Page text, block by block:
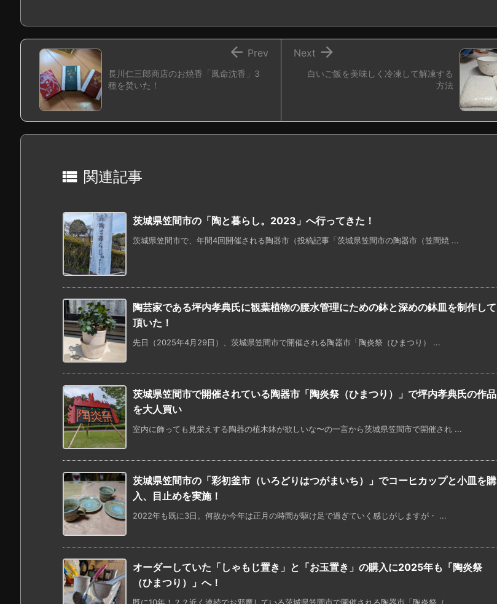
白いご飯を美味しく冷凍して解凍する
方法

Next
長川仁三郎商店のお焼香「鳳命沈香」3
種を焚いた！
 Prev
 関連記事
茨城県笠間市の「陶と暮らし。2023」へ行ってきた！
茨城県笠間市で、年間4回開催される陶器市（投稿記事「茨城県笠間市の陶器市（笠間焼 ...
陶芸家である坪内孝典氏に観葉植物の腰水管理にための鉢と深めの鉢皿を制作して
頂いた！
先日（2025年4月29日）、茨城県笠間市で開催される陶器市「陶炎祭（ひまつり） ...
茨城県笠間市で開催されている陶器市「陶炎祭（ひまつり）」で坪内孝典氏の作品
を大人買い
室内に飾っても見栄えする陶器の植木鉢が欲しいな〜の一言から茨城県笠間市で開催され ...
茨城県笠間市の「彩初釜市（いろどりはつがまいち）」でコーヒカップと小皿を購
入、目止めを実施！
2022年も既に3日。何故か今年は正月の時間が駆け足で過ぎていく感じがしますが・ ...
オーダーしていた「しゃもじ置き」と「お玉置き」の購入に2025年も「陶炎祭
（ひまつり）」へ！
既に10年！？？近く連続でお邪魔している茨城県笠間市で開催される陶器市「陶炎祭（ ...